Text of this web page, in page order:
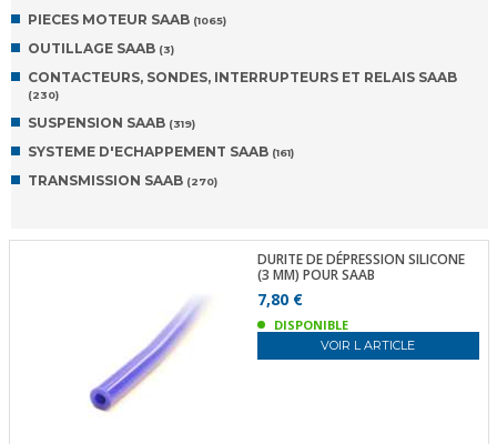
PIECES MOTEUR SAAB (1065)
OUTILLAGE SAAB (3)
CONTACTEURS, SONDES, INTERRUPTEURS ET RELAIS SAAB
(230)
SUSPENSION SAAB (319)
SYSTEME D'ECHAPPEMENT SAAB (161)
TRANSMISSION SAAB (270)
DURITE DE DÉPRESSION SILICONE
(3 MM) POUR SAAB
7,80 €
DISPONIBLE
VOIR L ARTICLE